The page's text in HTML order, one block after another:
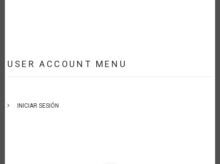
USER ACCOUNT MENU
INICIAR SESIÓN